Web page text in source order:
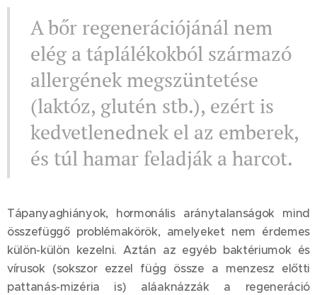
A bőr regenerációjánál nem
elég a táplálékokból származó
allergének megszüntetése
(laktóz, glutén stb.), ezért is
kedvetlenednek el az emberek,
és túl hamar feladják a harcot.
Tápanyaghiányok, hormonális aránytalanságok mind
összefüggő problémakörök, amelyeket nem érdemes
külön-külön kezelni. Aztán az egyéb baktériumok és
vírusok (sokszor ezzel füģg össze a menzesz előtti
pattanás-mizéria is) aláaknázzák a regeneráció